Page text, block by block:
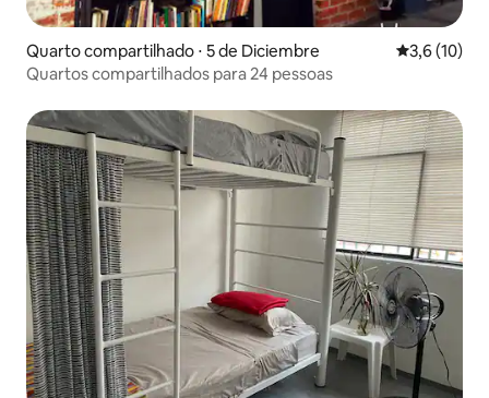
Quarto compartilhado ⋅ 5 de Diciembre 3,6 de uma
3,6 (10)
Quartos compartilhados para 24 pessoas